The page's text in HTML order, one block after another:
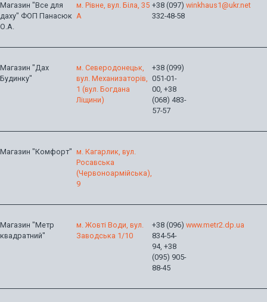
Магазин "Все для
даху" ФОП Панасюк
О.А.
м. Рівне, вул. Біла, 35
А
+38 (097)
332-48-58
winkhaus1@ukr.net
Магазин "Дах
Будинку"
м. Северодонецьк,
вул. Механизаторів,
1 (вул. Богдана
Ліщини)
+38 (099)
051-01-
00, +38
(068) 483-
57-57
Магазин "Комфорт" м. Кагарлик, вул.
Росавська
(Червоноармійська),
9
Магазин "Метр
квадратний"
м. Жовті Води, вул.
Заводська 1/10
+38 (096)
834-54-
94, +38
(095) 905-
88-45
www.metr2.dp.ua